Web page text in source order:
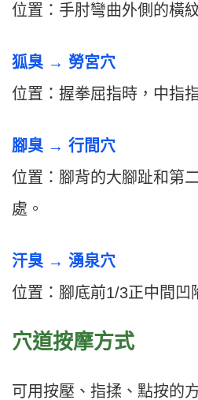
位置：手肘彎曲外側的橫
狐臭 → 勞宮穴
位置：握拳屈指時，中指
腳臭 → 行間穴
位置：腳背的大腳趾和第
處。
汗臭 → 湧泉穴
位置：腳底前1/3正中間凹
穴道按摩方式
可用按壓、指揉、點按的